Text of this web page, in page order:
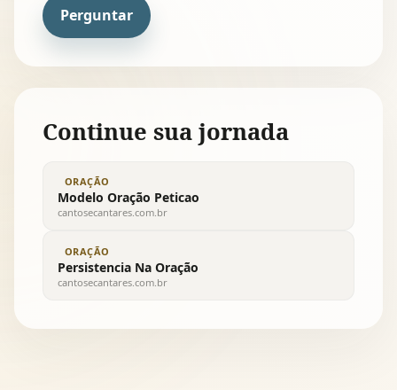
Perguntar
Continue sua jornada
ORAÇÃO
Modelo Oração Peticao
cantosecantares.com.br
ORAÇÃO
Persistencia Na Oração
cantosecantares.com.br